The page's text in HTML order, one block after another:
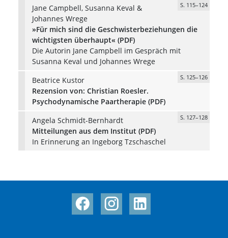
Jane Campbell, Susanna Keval &
Johannes Wrege
S. 115–124
»Für mich sind die Geschwisterbeziehungen die
wichtigsten überhaupt« (PDF)
Die Autorin Jane Campbell im Gespräch mit
Susanna Keval und Johannes Wrege
Beatrice Kustor
S. 125–126
Rezension von: Christian Roesler.
Psychodynamische Paartherapie (PDF)
Angela Schmidt-Bernhardt
S. 127–128
Mitteilungen aus dem Institut (PDF)
In Erinnerung an Ingeborg Tzschaschel